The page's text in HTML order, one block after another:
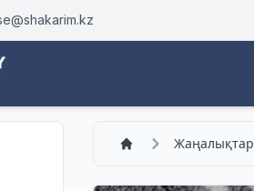
Жаңалықтар